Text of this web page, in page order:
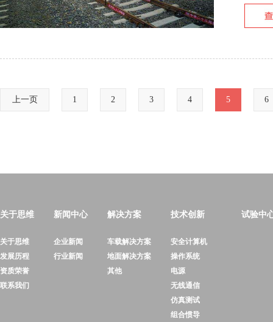
上一页 1 2 3 4 5 6
关于思维
关于思维
发展历程
资质荣誉
联系我们
新闻中心
企业新闻
行业新闻
解决方案
车载解决方案
地面解决方案
其他
技术创新
安全计算机
操作系统
电源
无线通信
仿真测试
组合惯导
试验中